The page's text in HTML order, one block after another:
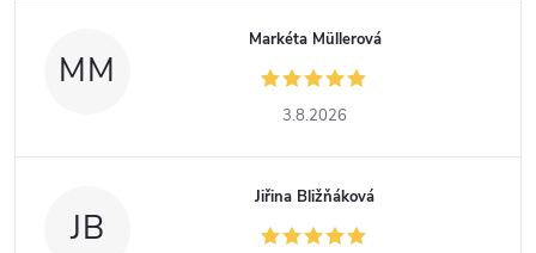
MM
Markéta Müllerová
3.8.2026
JB
Jiřina Bližňáková